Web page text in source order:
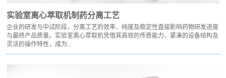
实验室离心萃取机制药分离工艺
企业的研发与中试阶段，分离工艺的效率、纯度及稳定性直接影响药物研发进度
与最终产品质量。实验室离心萃取机凭借其高效的传质能力、紧凑的设备结构及
灵活的操作特性，成为...